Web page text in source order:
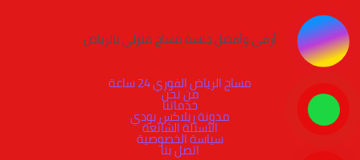
أرقى وأفضل جلسة مساج منزلي بالرياض
مساج الرياض الفوري 24 ساعة
من نحن
خدماتنا
مدونة ريلاكس بودي
الأسئلة الشائعة
سياسة الخصوصية
اتصل بنا